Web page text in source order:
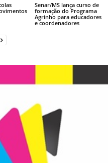
Senar/MS lança curso de
formação do Programa
Agrinho para educadores
e coordenadores